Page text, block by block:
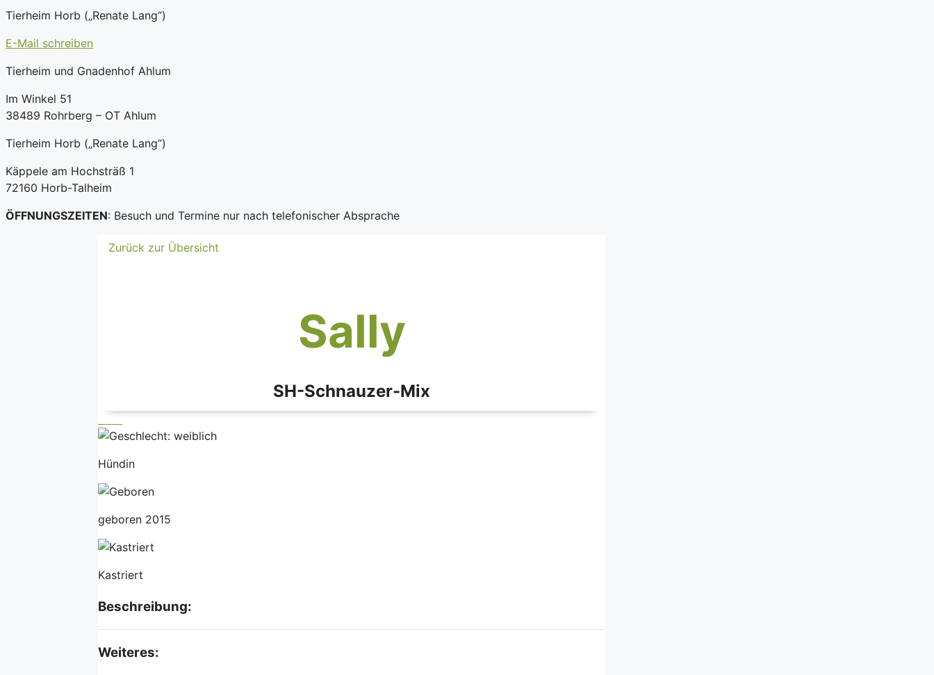
Tierheim Horb („Renate Lang“)
E-Mail schreiben
Tierheim und Gnadenhof Ahlum
Im Winkel 51
38489 Rohrberg – OT Ahlum
Tierheim Horb („Renate Lang“)
Käppele am Hochsträß 1
72160 Horb-Talheim
ÖFFNUNGSZEITEN: Besuch und Termine nur nach telefonischer Absprache
Zurück zur Übersicht
Sally
SH-Schnauzer-Mix
Hündin
geboren 2015
Kastriert
Beschreibung:
Weiteres: